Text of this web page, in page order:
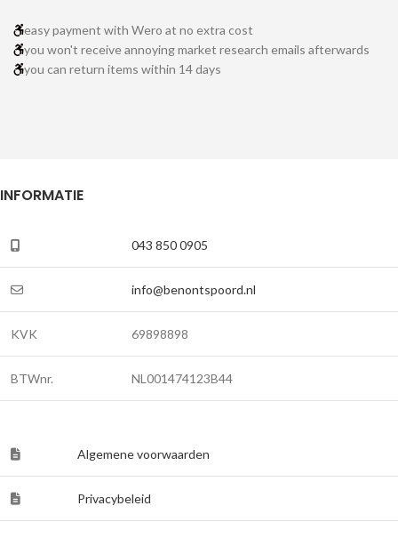
easy payment with Wero at no extra cost
you won't receive annoying market research emails afterwards
you can return items within 14 days
INFORMATIE
043 850 0905
info@benontspoord.nl
KVK 69898898
BTWnr. NL001474123B44
Algemene voorwaarden
Privacybeleid